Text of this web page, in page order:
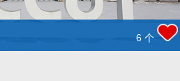
6 个